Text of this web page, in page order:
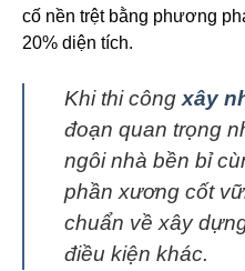
cố nền trệt bằng phương
20% diện tích.
Khi thi công xây
đoạn quan trọng
ngôi nhà bền bỉ
phần xương cốt
chuẩn về xây
điều kiện khác.